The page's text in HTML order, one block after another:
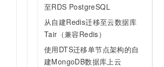
至RDS PostgreSQL
从自建Redis迁移至云数据库
Tair（兼容Redis）
使用DTS迁移单节点架构的自
建MongoDB数据库上云